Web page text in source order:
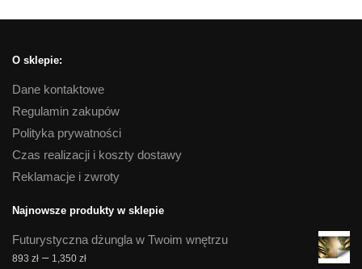
O sklepie:
Dane kontaktowe
Regulamin zakupów
Polityka prywatności
Czas realizacji i koszty dostawy
Reklamacje i zwroty
Najnowsze produkty w sklepie
Futurystyczna dżungla w Twoim wnętrzu
893 zł – 1,350 złZakres